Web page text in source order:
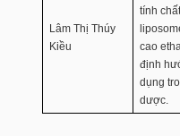
Lâm Thị Thúy
Kiều
tính
cao
định
dụng
dược.